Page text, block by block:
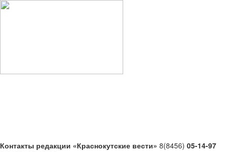
Контакты редакции «Краснокутские вести» 8(8456) 05-14-97